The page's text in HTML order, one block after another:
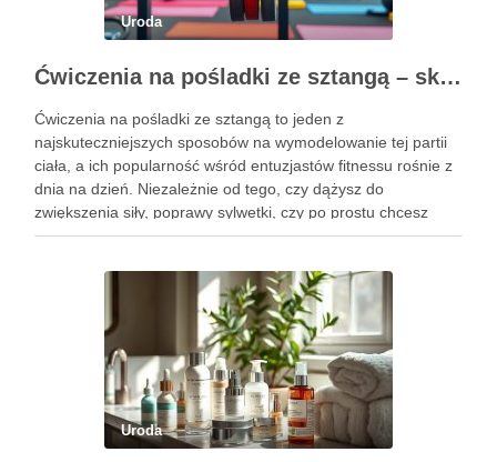
Uroda
Ćwiczenia na pośladki ze sztangą – skuteczne metody i techniki treningowe
Ćwiczenia na pośladki ze sztangą to jeden z
najskuteczniejszych sposobów na wymodelowanie tej partii
ciała, a ich popularność wśród entuzjastów fitnessu rośnie z
dnia na dzień. Niezależnie od tego, czy dążysz do
zwiększenia siły, poprawy sylwetki, czy po prostu chcesz
poczuć się lepiej w swoim ciele, odpowiednio dobrane
Uroda